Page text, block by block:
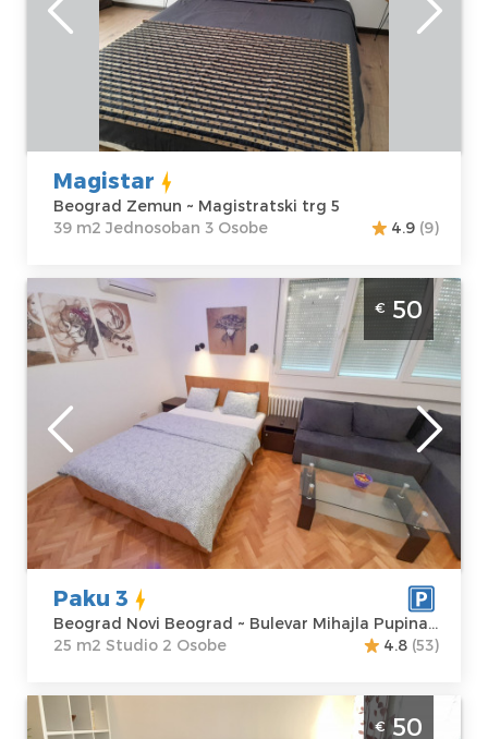
Lokacija:
Beograd Zemun
Adresa:
Magistratski trg
40 €
Gosti:3
Kvadratura :
39
m2
Struktura :
Jednosoban
Magistar
Beograd Zemun ~ Magistratski trg 5
39 m2 Jednosoban 3 Osobe
4.9 (9)
Studio Apartman Paku 3 Beograd Novi
Beograd pogodan za boravak 2 osobe, ima
besplatan parking ispred zgrade. Cena 30
evra dan za 2 osobe.
Beograd
Lokacija:
Beograd Novi
Beograd
Adresa:Bulevar
Mihajla Pupina
193
Cena50 €
Gosti:2
Kvadratura :25
m2
Struktura :
Studio
€ 50
Paku 3
Beograd Novi Beograd ~ Bulevar Mihajla Pupina 193
25 m2 Studio 2 Osobe
4.8 (53)
Jednosoban Apartman Modern Studio
€ 50